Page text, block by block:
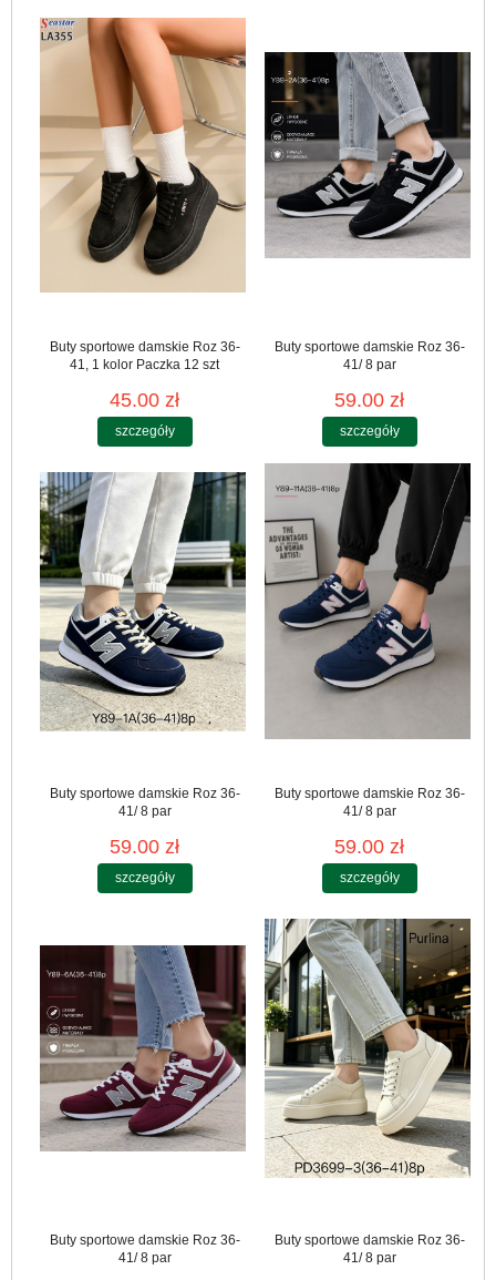
Buty sportowe damskie Roz 36-
41, 1 kolor Paczka 12 szt
45.00 zł
szczegóły
Buty sportowe damskie Roz 36-
41/ 8 par
59.00 zł
szczegóły
Buty sportowe damskie Roz 36-
41/ 8 par
59.00 zł
szczegóły
Buty sportowe damskie Roz 36-
41/ 8 par
59.00 zł
szczegóły
Buty sportowe damskie Roz 36-
41/ 8 par
Buty sportowe damskie Roz 36-
41/ 8 par